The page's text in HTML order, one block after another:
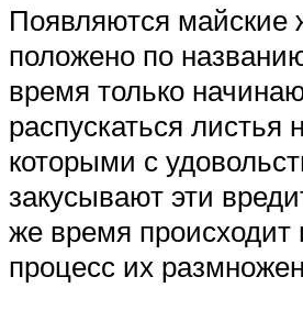
Появляются майские
положено по
время только
распускаться листья
которыми с
закусывают эти
же время происходит
процесс их